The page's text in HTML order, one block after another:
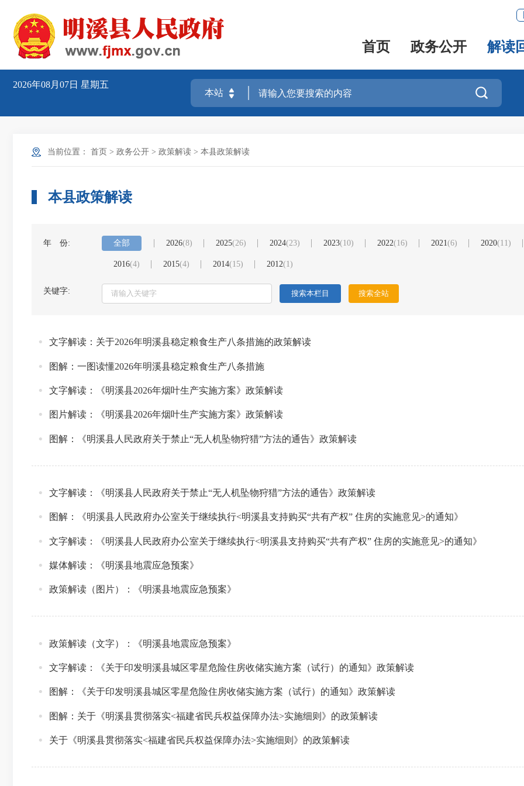
首页 政务公开 解读
2026年08月07日 星期五

当前位置： 首页 > 政务公开 > 政策解读 > 本县政策解读
本县政策解读
年 份: 全部 2026(8) 2025(26) 2024(23) 2023(10) 2022(16) 2021(6) 2020(11)
2016(4) 2015(4) 2014(15) 2012(1)
关键字:
文字解读：关于2026年明溪县稳定粮食生产八条措施的政策解读
图解：一图读懂2026年明溪县稳定粮食生产八条措施
文字解读：《明溪县2026年烟叶生产实施方案》政策解读
图片解读：《明溪县2026年烟叶生产实施方案》政策解读
图解：《明溪县人民政府关于禁止“无人机坠物狩猎”方法的通告》政策解读
文字解读：《明溪县人民政府关于禁止“无人机坠物狩猎”方法的通告》政策解读
图解：《明溪县人民政府办公室关于继续执行<明溪县支持购买“共有产权” 住房的实施意见>的通知》
文字解读：《明溪县人民政府办公室关于继续执行<明溪县支持购买“共有产权” 住房的实施意见>的通知》
媒体解读：《明溪县地震应急预案》
政策解读（图片）：《明溪县地震应急预案》
政策解读（文字）：《明溪县地震应急预案》
文字解读：《关于印发明溪县城区零星危险住房收储实施方案（试行）的通知》政策解读
图解：《关于印发明溪县城区零星危险住房收储实施方案（试行）的通知》政策解读
图解：关于《明溪县贯彻落实<福建省民兵权益保障办法>实施细则》的政策解读
关于《明溪县贯彻落实<福建省民兵权益保障办法>实施细则》的政策解读